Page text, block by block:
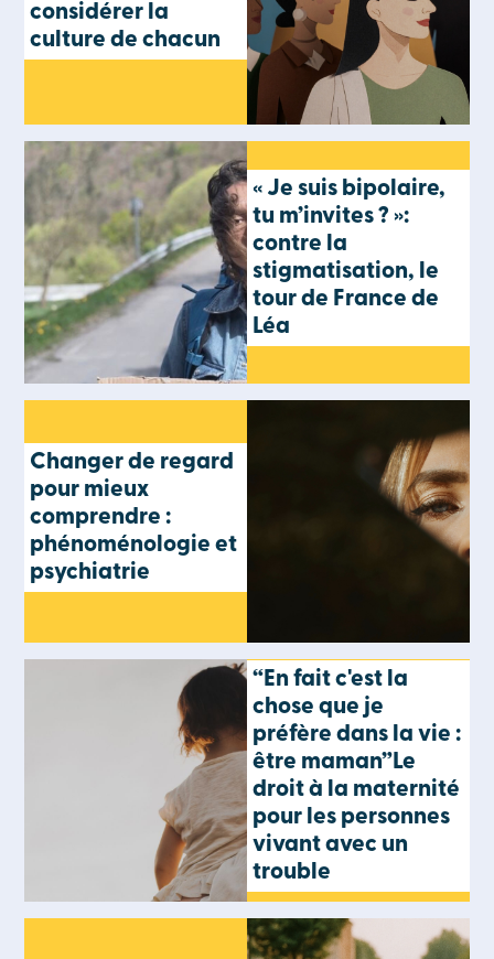
considérer la
culture de chacun
« Je suis bipolaire,
tu m’invites ? »:
contre la
stigmatisation, le
tour de France de
Léa
Changer de regard
pour mieux
comprendre :
phénoménologie et
psychiatrie
“En fait c'est la
chose que je
préfère dans la vie :
être maman”Le
droit à la maternité
pour les personnes
vivant avec un
trouble